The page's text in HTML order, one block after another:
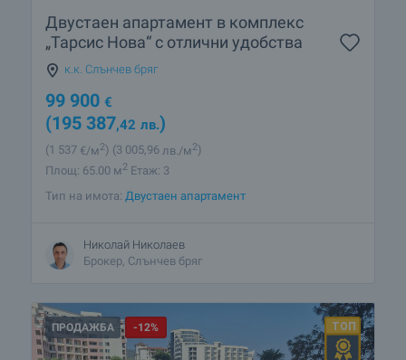
Двустаен апартамент в комплекс
„Тарсис Нова“ с отлични удобства
к.к. Слънчев бряг
99 900 €
(195 387,42 лв.)
(1 537 €/м2) (3 005,96 лв./м2)
Площ: 65.00 м2 Етаж: 3
Тип на имота: Двустаен апартамент
Николай Николаев
Брокер, Слънчев бряг
ПРОДАЖБА -12%